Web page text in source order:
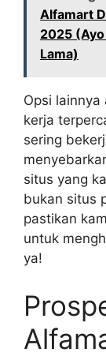
Alfamart
2025
Lama)
Opsi
kerja
sering
situs yang
bukan situs
pastikan
untuk
ya!